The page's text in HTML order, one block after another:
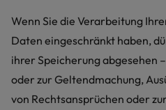
Wenn Sie die Verarbeitung
Daten eingeschränkt haben,
ihrer Speicherung abgesehen
oder zur Geltendmachung,
von Rechtsansprüchen oder